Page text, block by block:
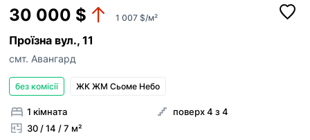
30 000 $ 1 007 $/м²
Проїзна вул., 11
смт. Авангард
без комісії ЖК ЖМ Сьоме Небо
1 кімната
30 / 14 / 7 м²
поверх 4 з 4